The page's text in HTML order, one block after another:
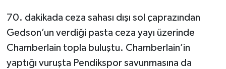
70. dakikada ceza sahası dışı sol çaprazından
Gedson’un verdiği pasta ceza yayı üzerinde
Chamberlain topla buluştu. Chamberlain’in
yaptığı vuruşta Pendikspor savunmasına da